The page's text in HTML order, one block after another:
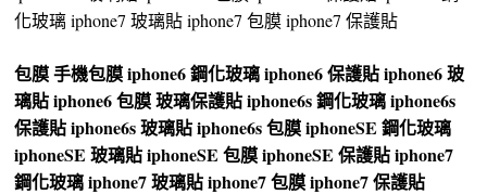
化玻璃 iphone7 玻璃貼 iphone7 包膜 iphone7 保護貼
包膜手機包膜iphone6 鋼化玻璃iphone6 保護貼iphone6 玻
璃貼iphone6 包膜玻璃保護貼iphone6s 鋼化玻璃iphone6s
保護貼iphone6s 玻璃貼iphone6s 包膜iphoneSE 鋼化玻璃
iphoneSE 玻璃貼iphoneSE 包膜iphoneSE 保護貼iphone7
鋼化玻璃iphone7 玻璃貼iphone7 包膜iphone7 保護貼